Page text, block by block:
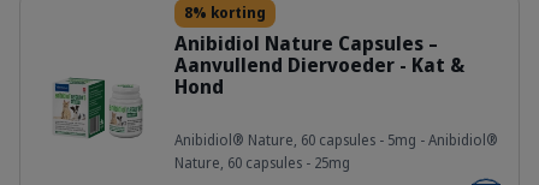
8% korting
Anibidiol Nature Capsules –
Aanvullend Diervoeder - Kat &
Hond
Anibidiol® Nature, 60 capsules - 5mg - Anibidiol®
Nature, 60 capsules - 25mg